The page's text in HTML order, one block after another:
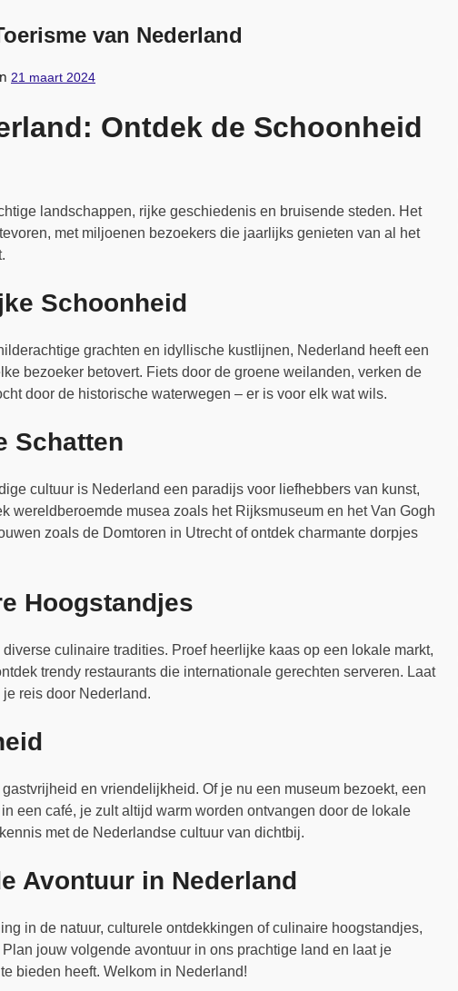
van Nederland
21 maart 2024
Ontdek de Schoonheid
landschappen, rijke geschiedenis en bruisende steden. Het
met miljoenen bezoekers die jaarlijks genieten van al het
Schoonheid
grachten en idyllische kustlijnen, Nederland heeft een
bezoeker betovert. Fiets door de groene weilanden, verken de
door de historische waterwegen – er is voor elk wat wils.
Schatten
cultuur is Nederland een paradijs voor liefhebbers van kunst,
wereldberoemde musea zoals het Rijksmuseum en het Van Gogh
zoals de Domtoren in Utrecht of ontdek charmante dorpjes
Hoogstandjes
culinaire tradities. Proef heerlijke kaas op een lokale markt,
trendy restaurants die internationale gerechten serveren. Laat
reis door Nederland.
en vriendelijkheid. Of je nu een museum bezoekt, een
een café, je zult altijd warm worden ontvangen door de lokale
met de Nederlandse cultuur van dichtbij.
Avontuur in Nederland
in de natuur, culturele ontdekkingen of culinaire hoogstandjes,
jouw volgende avontuur in ons prachtige land en laat je
bieden heeft. Welkom in Nederland!